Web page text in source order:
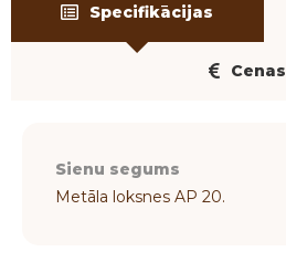
Specifikācijas
Cenas
Sienu segums
Metāla loksnes AP 20.